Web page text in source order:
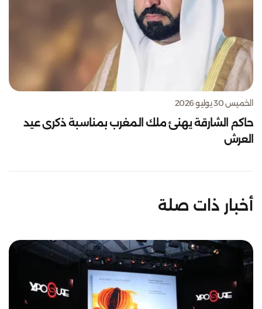
الخميس 30 يوليو 2026
حاكم الشارقة يهنئ ملك المغرب بمناسبة ذكرى عيد
العرش
أخبار ذات صلة